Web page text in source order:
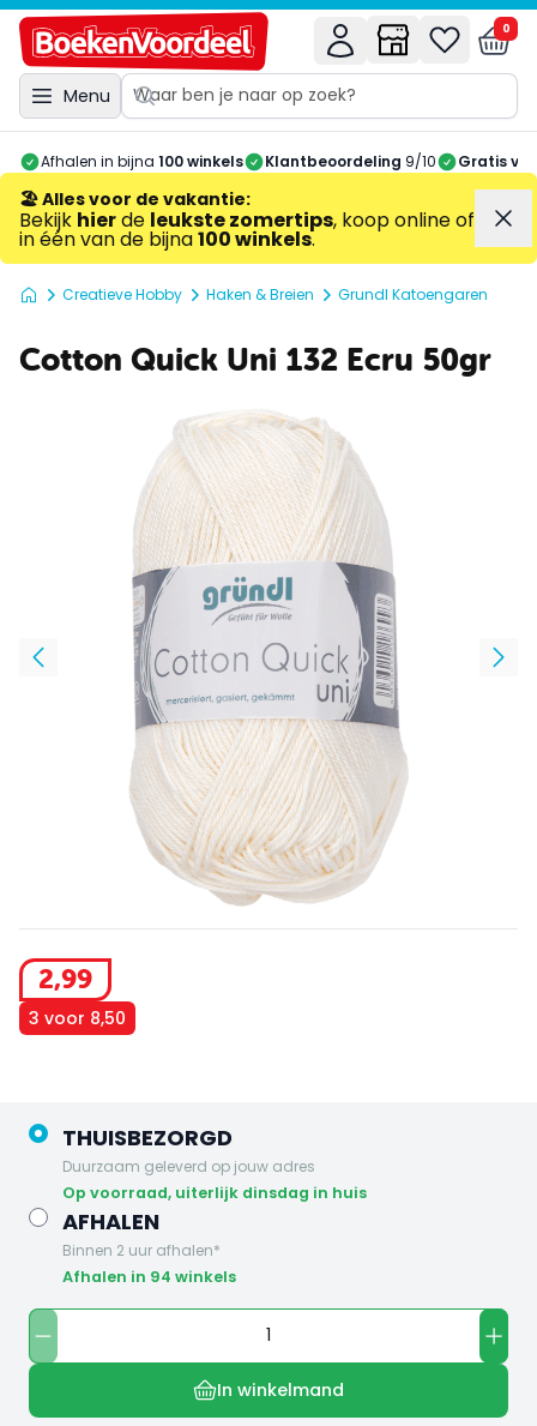
Menu
0
Afhalen in bijna 100 winkels Klantbeoordeling 9/10 Gratis
🏖️ Alles voor de vakantie:
Bekijk hierde leukste zomertips, koop online of
in één van de bijna100 winkels.
Creatieve Hobby Haken & Breien Grundl Katoengaren
Cotton Quick Uni 132 Ecru 50gr
2,99
3 voor 8,50
THUISBEZORGD
Duurzaam geleverd op jouw adres
op voorraad, uiterlijk dinsdag in huis
AFHALEN
Binnen 2 uur afhalen*
Afhalen in 94 winkels
In winkelmand